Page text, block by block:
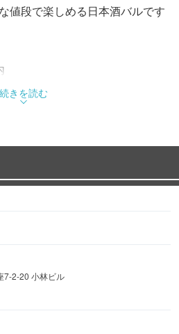
値段で楽しめる日本酒バルです
会食まで、様々な用途で利用が
めるテーブル席。フロア貸切
19名
ース 各5000円 ・6000円 ・
円(税別)
続きを読む
7-2-20 小林ビル